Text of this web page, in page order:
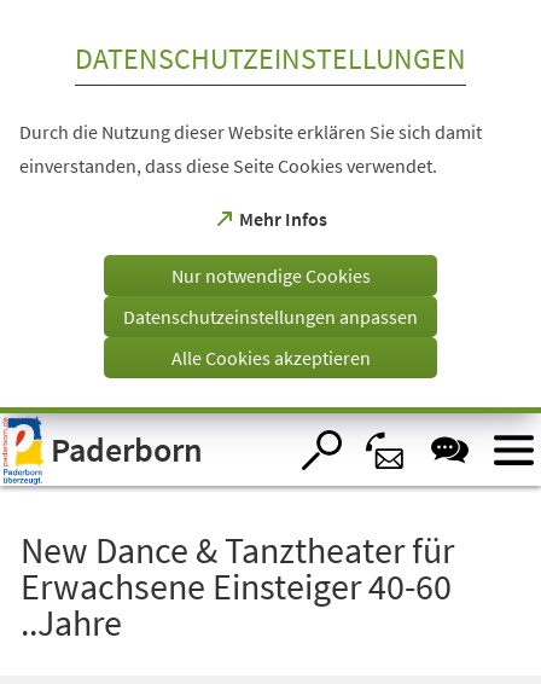
Visuelle
Assistenzsoftware
öffnen.
DATENSCHUTZEINSTELLUNGEN
Durch die Nutzung dieser Website erklären Sie sich damit
einverstanden, dass diese Seite Cookies verwendet.
Mehr Infos
(Öffnet
einem
Tab)
Nur notwendige Cookies
Datenschutzeinstellungen anpassen
Alle Cookies akzeptieren
Paderborn
New Dance & Tanztheater für
Erwachsene Einsteiger 40-60
..Jahre